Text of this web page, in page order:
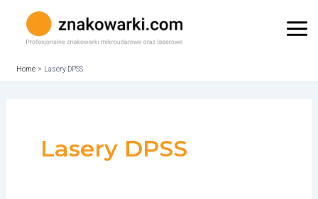
content
Home Lasery DPSS
Lasery DPSS